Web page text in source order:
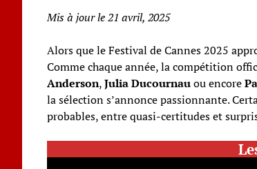
Mis à jour le 21 avril, 2025
Alors que le Festival de Cannes 2025
Comme chaque année, la compétition
Anderson,Julia Ducournauou encore
la sélection s’annonce passionnante.
probables, entre quasi-certitudes et